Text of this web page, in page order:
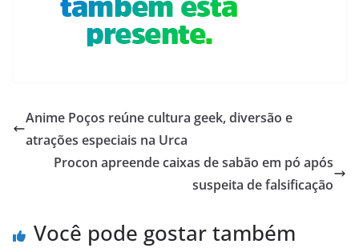
Anime Poços reúne cultura geek, diversão e
atrações especiais na Urca
Procon apreende caixas de sabão em pó após
suspeita de falsificação
Você pode gostar também